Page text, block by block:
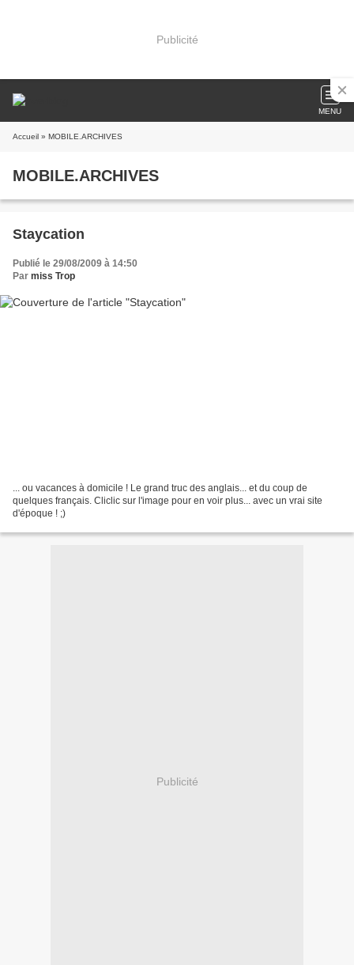
Publicité
MENU
Accueil » MOBILE.ARCHIVES
MOBILE.ARCHIVES
Staycation
Publié le 29/08/2009 à 14:50
Par miss Trop
... ou vacances à domicile ! Le grand truc des anglais... et du coup de
quelques français. Cliclic sur l'image pour en voir plus... avec un vrai site
d'époque ! ;)
Publicité